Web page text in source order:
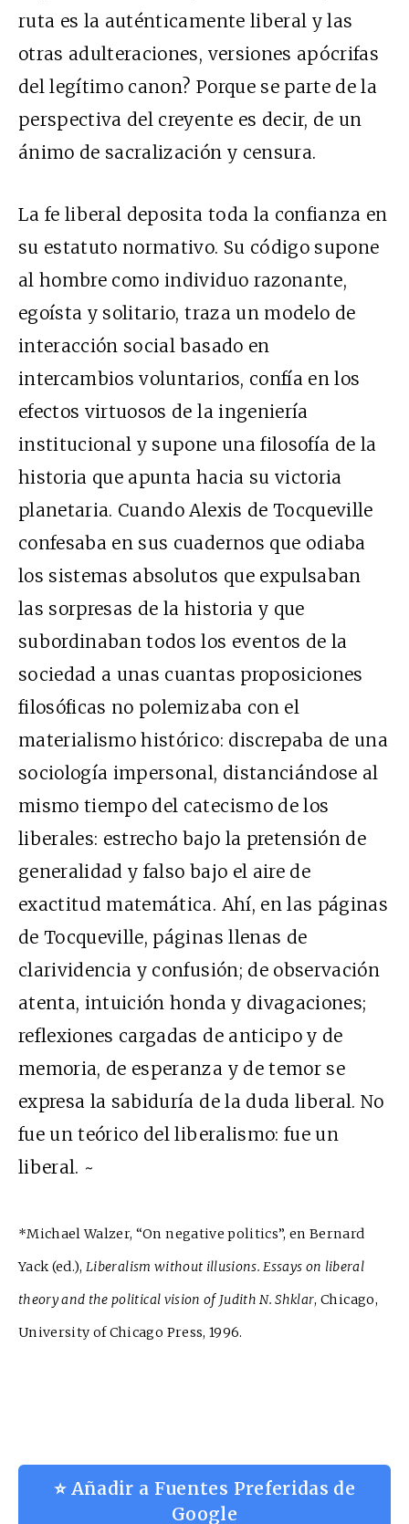
ruta es la auténticamente liberal y las
otras adulteraciones, versiones apócrifas
del legítimo canon? Porque se parte de la
perspectiva del creyente es decir, de un
ánimo de sacralización y censura.
La fe liberal deposita toda la confianza en
su estatuto normativo. Su código supone
al hombre como individuo razonante,
egoísta y solitario, traza un modelo de
interacción social basado en
intercambios voluntarios, confía en los
efectos virtuosos de la ingeniería
institucional y supone una filosofía de la
historia que apunta hacia su victoria
planetaria. Cuando Alexis de Tocqueville
confesaba en sus cuadernos que odiaba
los sistemas absolutos que expulsaban
las sorpresas de la historia y que
subordinaban todos los eventos de la
sociedad a unas cuantas proposiciones
filosóficas no polemizaba con el
materialismo histórico: discrepaba de una
sociología impersonal, distanciándose al
mismo tiempo del catecismo de los
liberales: estrecho bajo la pretensión de
generalidad y falso bajo el aire de
exactitud matemática. Ahí, en las páginas
de Tocqueville, páginas llenas de
clarividencia y confusión; de observación
atenta, intuición honda y divagaciones;
reflexiones cargadas de anticipo y de
memoria, de esperanza y de temor se
expresa la sabiduría de la duda liberal. No
fue un teórico del liberalismo: fue un
liberal. ~
*Michael Walzer, “On negative politics”, en Bernard
Yack (ed.),Liberalism without illusions. Essays on liberal
theory and the political vision of Judith N. Shklar, Chicago,
University of Chicago Press, 1996.
⭐ Añadir a Fuentes Preferidas de
Google